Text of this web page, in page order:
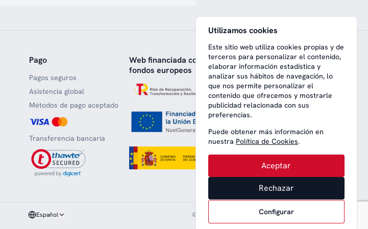
Pago
Pagos seguros
Asistencia global
Métodos de pago aceptado
Transferencia bancaria
Web financiada con
fondos europeos
Español © 2008-2026 Nice Lounge SL (CIF: B64707292)
Utilizamos cookies
Este sitio web utiliza cookies propias y de
terceros para personalizar el contenido,
elaborar información estadística y
analizar sus hábitos de navegación, lo
que nos permite personalizar el
contenido que ofrecemos y mostrarle
publicidad relacionada con sus
preferencias.
Puede obtener más información en
nuestra Política de Cookies.
Aceptar
Rechazar
Configurar